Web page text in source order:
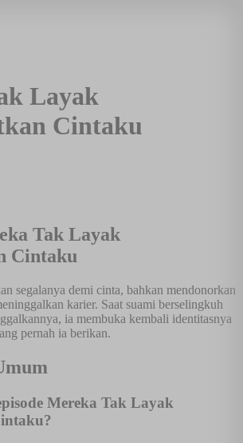
Layak
Cintaku
Tak Layak
Cintaku
segalanya demi cinta, bahkan mendonorkan
karier. Saat suami berselingkuh
ia membuka kembali identitasnya
pernah ia berikan.
Mereka Tak Layak